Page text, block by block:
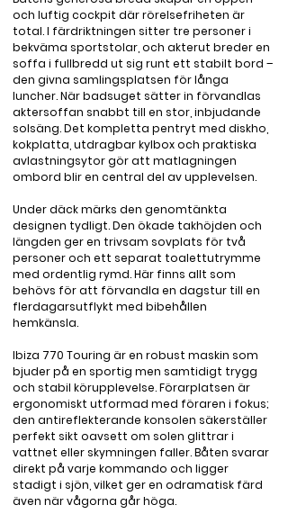
och luftig cockpit där rörelsefriheten är
total. I färdriktningen sitter tre personer i
bekväma sportstolar, och akterut breder en
soffa i fullbredd ut sig runt ett stabilt bord –
den givna samlingsplatsen för långa
luncher. När badsuget sätter in förvandlas
aktersoffan snabbt till en stor, inbjudande
solsäng. Det kompletta pentryt med diskho,
kokplatta, utdragbar kylbox och praktiska
avlastningsytor gör att matlagningen
ombord blir en central del av upplevelsen.
Under däck märks den genomtänkta
designen tydligt. Den ökade takhöjden och
längden ger en trivsam sovplats för två
personer och ett separat toalettutrymme
med ordentlig rymd. Här finns allt som
behövs för att förvandla en dagstur till en
flerdagarsutflykt med bibehållen
hemkänsla.
Ibiza 770 Touring är en robust maskin som
bjuder på en sportig men samtidigt trygg
och stabil körupplevelse. Förarplatsen är
ergonomiskt utformad med föraren i fokus;
den antireflekterande konsolen säkerställer
perfekt sikt oavsett om solen glittrar i
vattnet eller skymningen faller. Båten svarar
direkt på varje kommando och ligger
stadigt i sjön, vilket ger en odramatisk färd
även när vågorna går höga.